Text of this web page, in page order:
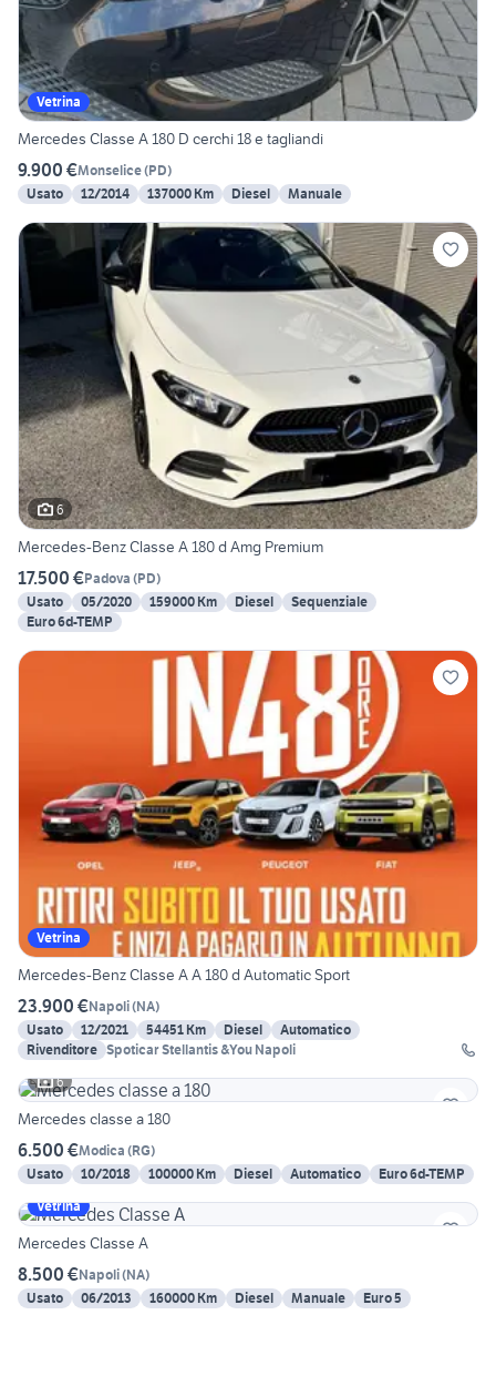
Vetrina
Mercedes Classe A 180 D cerchi 18 e tagliandi
9.900 €Monselice(PD)
Usato
12/2014 137000 Km Diesel Manuale
6
Mercedes-Benz Classe A 180 d Amg Premium
17.500 €Padova (PD)
Usato
05/2020 159000 Km Diesel
Sequenziale
Euro 6d-TEMP
Vetrina
Mercedes-Benz Classe A A 180 d Automatic Sport
23.900 €Napoli(NA)
Usato
12/2021 54451 Km Diesel
Automatico
Rivenditore Spoticar Stellantis &You Napoli
6
Mercedes classe a 180
6.500 €Modica (RG)
Usato
10/2018 100000 Km Diesel Automatico
Euro 6d-TEMP
Vetrina
Mercedes Classe A
8.500 €Napoli(NA)
Usato
06/2013 160000 Km Diesel Manuale Euro 5